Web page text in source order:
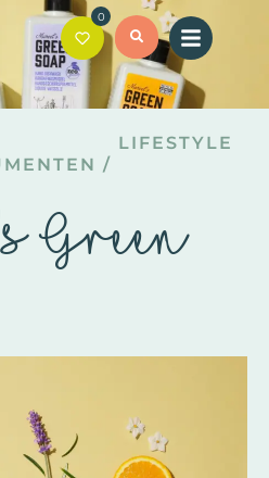
0
/
LIFESTYLE
Green